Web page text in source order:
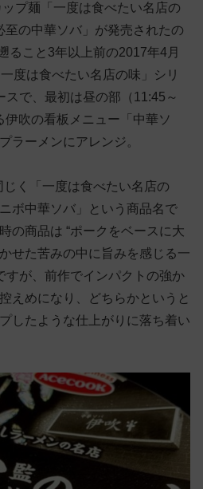
ップ麺「一度は食べたい名店の
至の中華ソバ」が発売されたの
ること3年以上前の2017年4月
度は食べたい名店の味」シリ
で、最初は昼の部（11:45～
吹の看板メニュー「中華ソ
ラーメンにアレンジ。
く「一度は食べたい名店の
ボ中華ソバ」という商品名で
の商品は “ポークをベースに大
せた苦みの中に旨みを感じる一
すが、前作でインパクトの強か
えめになり、どちらかというと
したような仕上がりに落ち着い